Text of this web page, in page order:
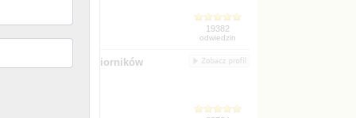
uszczelnianie zbiorników